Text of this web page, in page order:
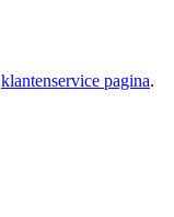
klantenservice pagina.